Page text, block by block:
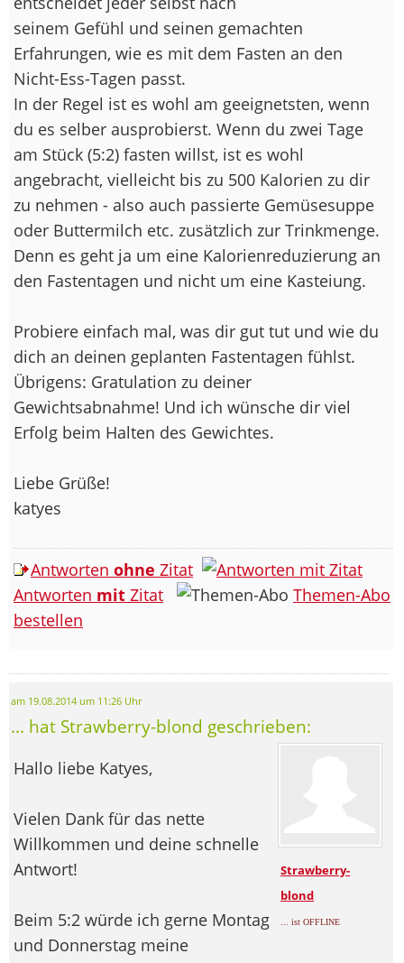
seinem Gefühl und seinen gemachten
Erfahrungen, wie es mit dem Fasten an den
Nicht-Ess-Tagen passt.
In der Regel ist es wohl am geeignetsten, wenn
du es selber ausprobierst. Wenn du zwei Tage
am Stück (5:2) fasten willst, ist es wohl
angebracht, vielleicht bis zu 500 Kalorien zu dir
zu nehmen - also auch passierte Gemüsesuppe
oder Buttermilch etc. zusätzlich zur Trinkmenge.
Denn es geht ja um eine Kalorienreduzierung an
den Fastentagen und nicht um eine Kasteiung.
Probiere einfach mal, was dir gut tut und wie du
dich an deinen geplanten Fastentagen fühlst.
Übrigens: Gratulation zu deiner
Gewichtsabnahme! Und ich wünsche dir viel
Erfolg beim Halten des Gewichtes.
Liebe Grüße!
katyes
Antworten ohne Zitat
Antworten mit Zitat
Themen-Abo
bestellen
am 19.08.2014 um 11:26 Uhr
... hat Strawberry-blond geschrieben:
Strawberry-
blond
... ist OFFLINE
Hallo liebe Katyes,
Vielen Dank für das nette
Willkommen und deine schnelle
Antwort!
Beim 5:2 würde ich gerne Montag
und Donnerstag meine